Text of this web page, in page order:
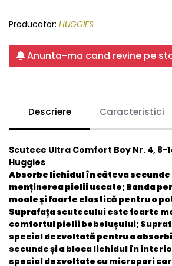
Producator: HUGGIES
Anunta-ma cand revine pe
Descriere Caracteristici
Scutece Ultra Comfort Boy Nr. 4, 8-
Huggies
Absorbe lichidul în câteva
menținerea pielii uscate; Banda
moale și foarte elastică pentru o
Suprafața scutecului este foarte
comfortul pielii bebelușului;
special dezvoltată pentru a
secunde și a bloca lichidul în
special dezvoltate cu micropori